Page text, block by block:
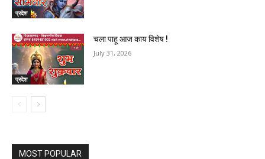
प्रदेश
प्रदेश
चला पाहू आज काय विशेष !
July 31, 2026
MOST POPULAR